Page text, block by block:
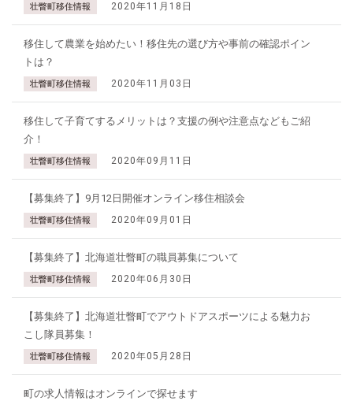
壮瞥町移住情報 2020年11月18日
移住して農業を始めたい！移住先の選び方や事前の確認ポイン
トは？
壮瞥町移住情報 2020年11月03日
移住して子育てするメリットは？支援の例や注意点などもご紹
介！
壮瞥町移住情報 2020年09月11日
【募集終了】9月12日開催オンライン移住相談会
壮瞥町移住情報 2020年09月01日
【募集終了】北海道壮瞥町の職員募集について
壮瞥町移住情報 2020年06月30日
【募集終了】北海道壮瞥町でアウトドアスポーツによる魅力お
こし隊員募集！
壮瞥町移住情報 2020年05月28日
町の求人情報はオンラインで探せます